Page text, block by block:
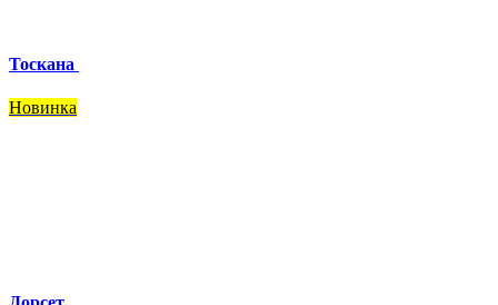
Тоскана
Новинка